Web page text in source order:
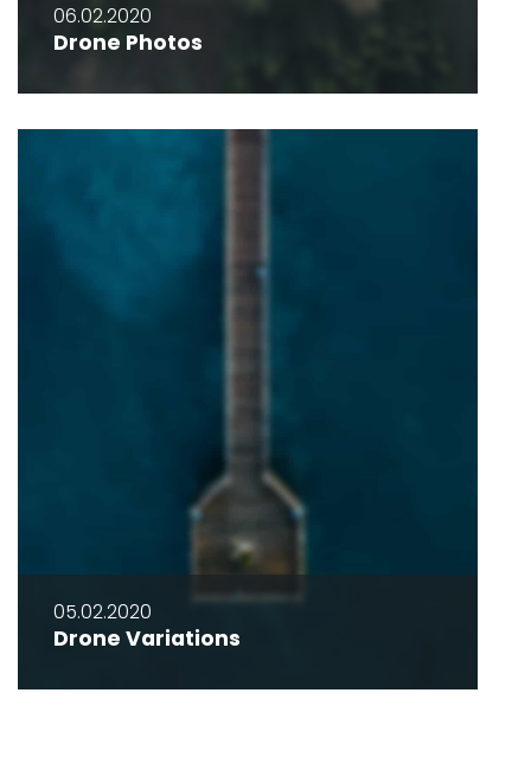
06.02.2020
Drone Photos
05.02.2020
Drone Variations